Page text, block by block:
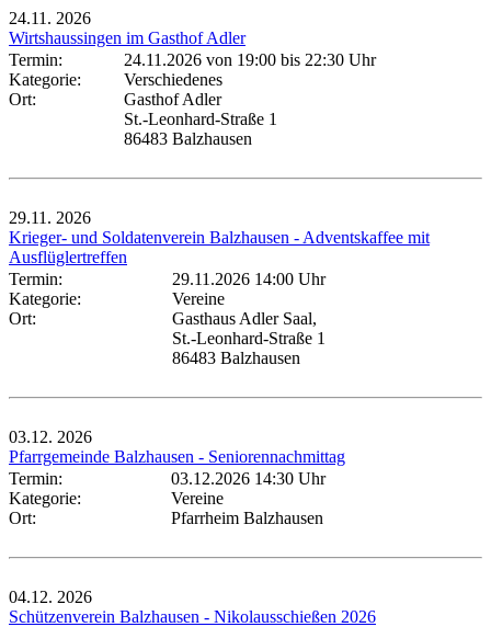
24.11. 2026
Wirtshaussingen im Gasthof Adler
Termin:
24.11.2026 von 19:00 bis 22:30 Uhr
Kategorie:
Verschiedenes
Ort:
Gasthof Adler
St.-Leonhard-Straße 1
86483 Balzhausen
29.11. 2026
Krieger- und Soldatenverein Balzhausen - Adventskaffee mit
Ausflüglertreffen
Termin:
29.11.2026 14:00 Uhr
Kategorie:
Vereine
Ort:
Gasthaus Adler Saal,
St.-Leonhard-Straße 1
86483 Balzhausen
03.12. 2026
Pfarrgemeinde Balzhausen - Seniorennachmittag
Termin:
03.12.2026 14:30 Uhr
Kategorie:
Vereine
Ort:
Pfarrheim Balzhausen
04.12. 2026
Schützenverein Balzhausen - Nikolausschießen 2026